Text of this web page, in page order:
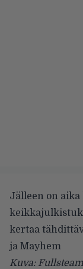
Jälleen on
kertaa
ja Mayhem
Kuva: Fullsteam